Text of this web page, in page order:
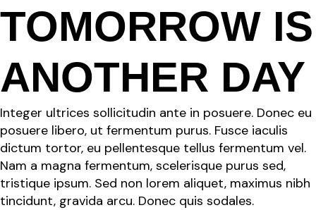
TOMORROW IS
ANOTHER DAY
Integer ultrices sollicitudin ante in posuere. Donec eu
posuere libero, ut fermentum purus. Fusce iaculis
dictum tortor, eu pellentesque tellus fermentum vel.
Nam a magna fermentum, scelerisque purus sed,
tristique ipsum. Sed non lorem aliquet, maximus nibh
tincidunt, gravida arcu. Donec quis sodales.